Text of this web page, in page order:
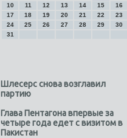
10
11 12 13 14 15
16
17
18 19 20 21 22
23
24
25 26 27 28 29
30
31
Шлесерс снова возглавил
партию
Глава Пентагона впервые за
четыре года едет с визитом в
Пакистан